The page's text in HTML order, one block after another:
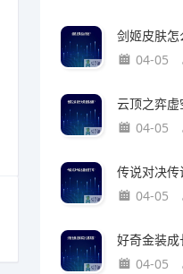
04-05
04-05
04-05
04-05